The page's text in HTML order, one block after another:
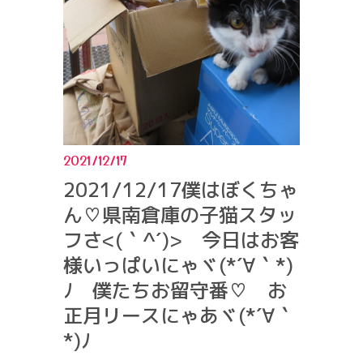
2021/12/17
2021/12/17僕はぼくちゃ
ん♡県南倉庫の子猫スタッ
フさ<(｀^´)> 今日はお客
様いっぱいにゃヾ(*´∀｀*)
ﾉ 僕たちお留守番♡ お
正月リースにゃあヾ(*´∀｀
*)ﾉ